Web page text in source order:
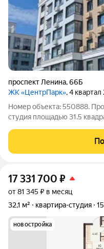
проспект Ленина,66Б
ЖК «ЦентрПарк», 4
Номер объекта: 550888.
студия площадью 31.5
Жилая площадь квартиры
без ремонта, черновая
17 331 700 ₽
от 81 345 ₽ в месяц
32,1 м²
квартира-студия
новостройка